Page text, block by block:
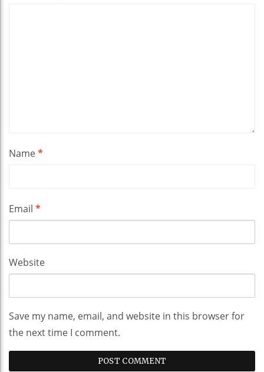
Name*
Email *
Website
Save my name, email, and website in this browser for
the next time I comment.